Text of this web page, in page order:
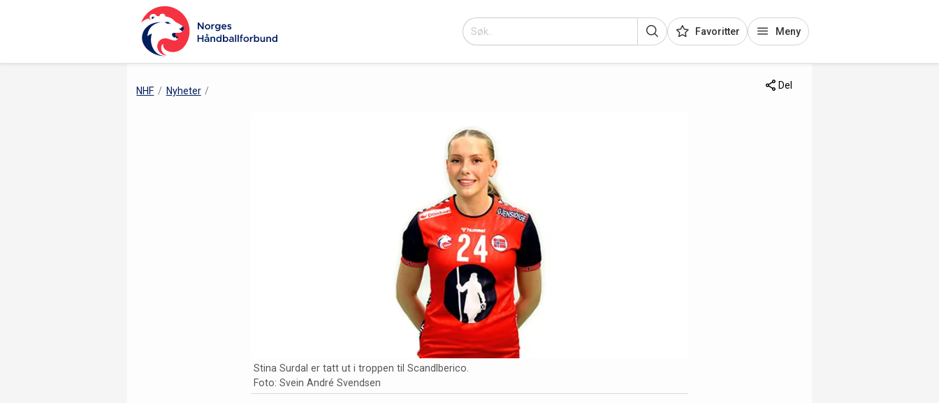
Favoritter Meny
NHF Nyheter Del
Stina Surdal er tatt ut i troppen til ScandIberico.
Foto: Svein André Svendsen